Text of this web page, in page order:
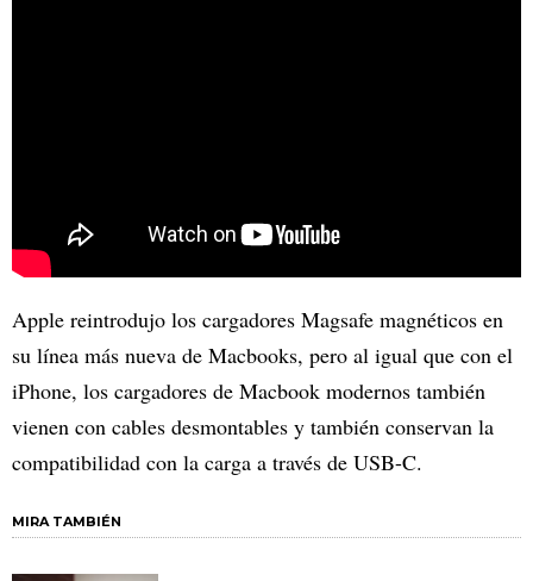
Apple reintrodujo los cargadores Magsafe magnéticos en
su línea más nueva de Macbooks, pero al igual que con el
iPhone, los cargadores de Macbook modernos también
vienen con cables desmontables y también conservan la
compatibilidad con la carga a través de USB-C.
MIRA TAMBIÉN